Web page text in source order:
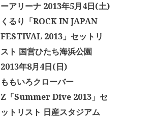
ーアリーナ 2013年5月4日(土)
くるり「ROCK IN JAPAN
FESTIVAL 2013」セットリ
スト 国営ひたち海浜公園
2013年8月4日(日)
ももいろクローバー
Z「Summer Dive 2013」セ
ットリスト 日産スタジアム